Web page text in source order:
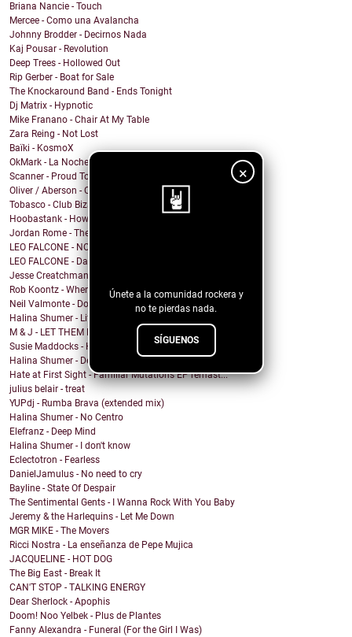
×
Únete a la comunidad rockera y
no te pierdas nada.
SÍGUENOS
Briana Nancie - Touch
Mercee - Como una Avalancha
Johnny Brodder - Decirnos Nada
Kaj Pousar - Revolution
Deep Trees - Hollowed Out
Rip Gerber - Boat for Sale
The Knockaround Band - Ends Tonight
Dj Matrix - Hypnotic
Mike Franano - Chair At My Table
Zara Reing - Not Lost
Baïki - KosmoX
OkMark - La Noche de Mi Funeral
Scanner - Proud To Be A Nothin'
Oliver / Aberson - Oliver / Aberson: Let It Burn (...
Tobasco - Club Bizarre 26
Hoobastank - How Do You Sleep?
Jordan Rome - Them Dues
LEO FALCONE - NOCTURNO
LEO FALCONE - Dale !
Jesse Creatchman - fake it til u make it
Rob Koontz - When We Hear the Call
Neil Valmonte - Down on the River
Halina Shumer - Life is Passing
M & J - LET THEM EAT CAKE (Princess states, in a s...
Susie Maddocks - Horizon
Halina Shumer - Deceiver, You Are
Hate at First Sight - Familiar Mutations EP remast...
julius belair - treat
YUPdj - Rumba Brava (extended mix)
Halina Shumer - No Centro
Elefranz - Deep Mind
Halina Shumer - I don't know
Eclectotron - Fearless
DanielJamulus - No need to cry
Bayline - State Of Despair
The Sentimental Gents - I Wanna Rock With You Baby
Jeremy & the Harlequins - Let Me Down
MGR MIKE - The Movers
Ricci Nostra - La enseñanza de Pepe Mujica
JACQUELINE - HOT DOG
The Big East - Break It
CAN'T STOP - TALKING ENERGY
Dear Sherlock - Apophis
Doom! Noo Yelbek - Plus de Plantes
Fanny Alexandra - Funeral (For the Girl I Was)